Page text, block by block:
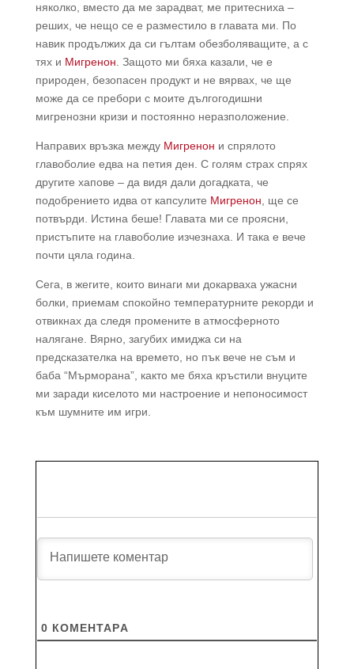
няколко, вместо да ме зарадват, ме притесниха –
реших, че нещо се е разместило в главата ми. По
навик продължих да си гълтам обезболяващите, а с
тях и Мигренон. Защото ми бяха казали, че е
природен, безопасен продукт и не вярвах, че ще
може да се пребори с моите дългогодишни
мигренозни кризи и постоянно неразположение.
Направих връзка между Мигренон и спрялото
главоболие едва на петия ден. С голям страх спрях
другите хапове – да видя дали догадката, че
подобрението идва от капсулите Мигренон, ще се
потвърди. Истина беше! Главата ми се проясни,
пристъпите на главоболие изчезнаха. И така е вече
почти цяла година.
Сега, в жегите, които винаги ми докарваха ужасни
болки, приемам спокойно температурните рекорди и
отвикнах да следя промените в атмосферното
налягане. Вярно, загубих имиджа си на
предсказателка на времето, но пък вече не съм и
баба “Мърморана”, както ме бяха кръстили внуците
ми заради киселото ми настроение и непоносимост
към шумните им игри.
0 КОМЕНТАРA